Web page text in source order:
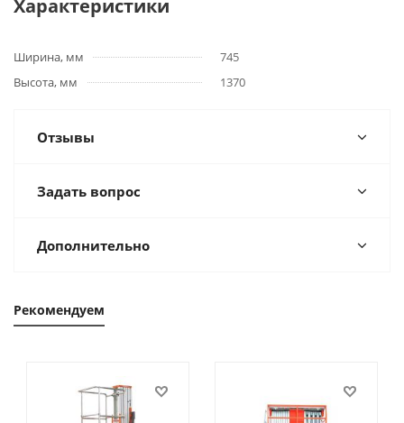
Характеристики
Ширина, мм
745
Высота, мм
1370
Отзывы
Задать вопрос
Дополнительно
Рекомендуем